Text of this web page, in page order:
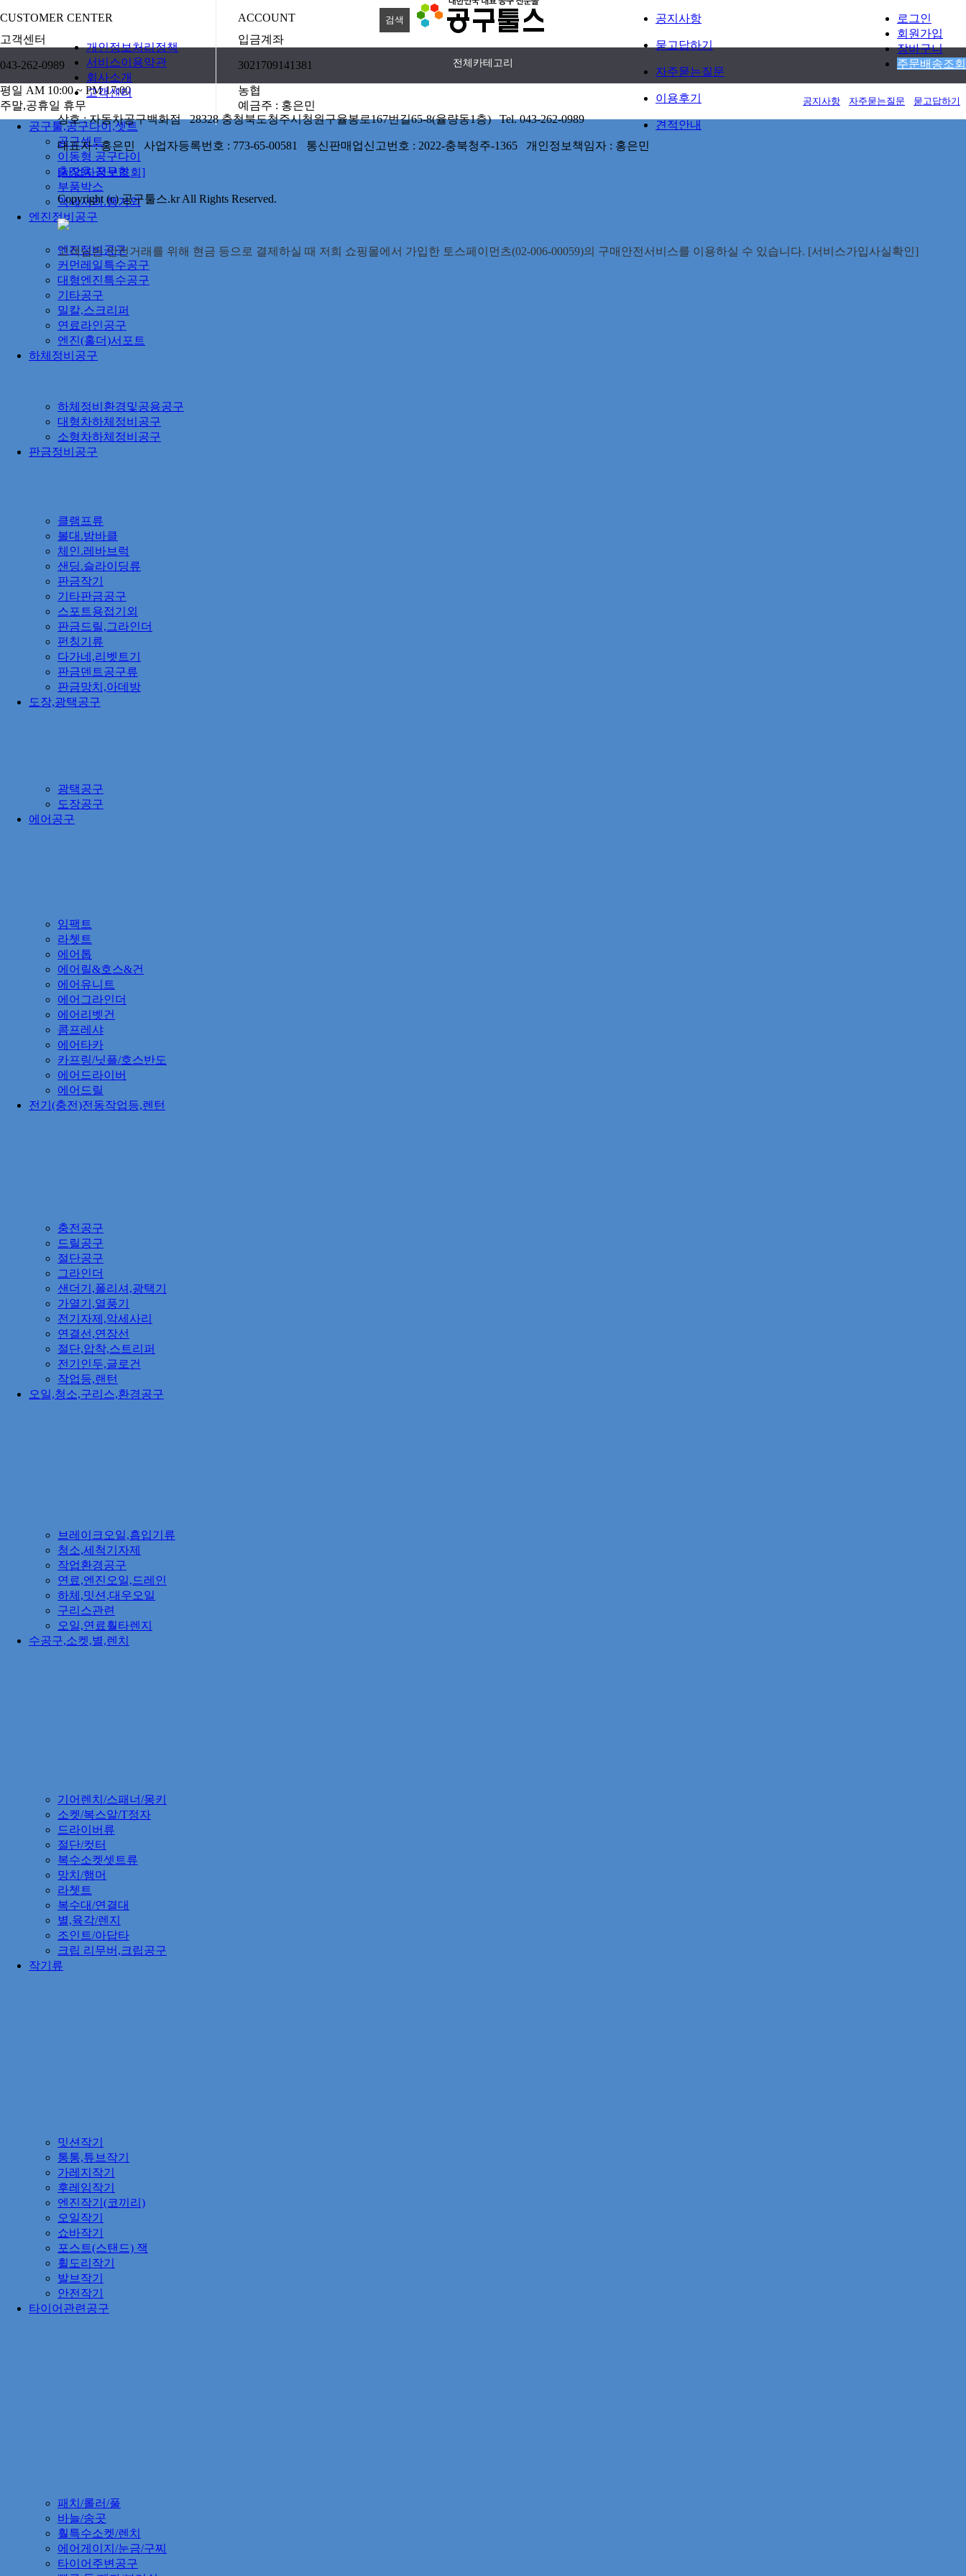
로그인
회원가입
장바구니
주문배송조회
전체카테고리
공지사항 자주묻는질문 묻고답하기
공구툴,공구다이,셋트
공구셋트
이동형 공구다이
출장용 공구함
부품박스
액세서리.행거외
엔진정비공구
엔진정비공구
커먼레일특수공구
대형엔진특수공구
기타공구
밀칼,스크리퍼
연료라인공구
엔진(홀더)서포트
하체정비공구
하체정비환경및공용공구
대형차하체정비공구
소형차하체정비공구
판금정비공구
클램프류
볼대.밤바클
체인.레바브럭
샌딩.슬라이딩류
판금작기
기타판금공구
스포트용접기외
판금드릴,그라인더
펀칭기류
다가네,리벳트기
판금덴트공구류
판금망치,아데방
도장,광택공구
광택공구
도장공구
에어공구
임팩트
라쳇트
에어톱
에어릴&호스&건
에어유니트
에어그라인더
에어리벳건
콤프레샤
에어타카
카프링/닛플/호스반도
에어드라이버
에어드릴
전기(충전)전동작업등,렌턴
충전공구
드릴공구
절단공구
그라인더
샌더기,폴리셔,광택기
가열기,열풍기
전기자제,악세사리
연결선,연장선
절단,압착,스트리퍼
전기인두,글로건
작업등,랜턴
오일,청소,구리스,환경공구
브레이크오일,흡입기류
청소,세척기자제
작업환경공구
연료,엔진오일,드레인
하체,밋션,대우오일
구리스관련
오일,연료훨타렌지
수공구,소켓,별,렌치
기어렌치/스패너/몽키
소켓/복스알/T정자
드라이버류
절단/컷터
복수소켓셋트류
망치/햄머
라쳇트
복수대/연결대
별,육각/렌지
조인트/아답타
크립 리무버,크립공구
작기류
밋션작기
통통,튜브작기
가레지작기
후레임작기
엔진작기(코끼리)
오일작기
쇼바작기
포스트(스탠드) 잭
휠도리작기
발브작기
안전작기
타이어관련공구
패치/롤러/풀
바늘/송곳
훨특수소켓/렌치
에어게이지/눈금/구찌
타이어주변공구
CUSTOMER CENTER
고객센터
043-262-0989
평일 AM 10:00 ~ PM 17:00
주말,공휴일 휴무
ACCOUNT
입금계좌
3021709141381
농협
예금주 : 홍은민
공지사항
묻고답하기
자주묻는질문
이용후기
견적안내
개인정보처리정책
서비스이용약관
회사소개
고객센터
상호 : 자동차공구백화점 28328 충청북도청주시청원구율봉로167번길65-8(율량동1층) Tel. 043-262-0989
대표자 : 홍은민 사업자등록번호 : 773-65-00581 통신판매업신고번호 : 2022-충북청주-1365 개인정보책임자 : 홍은민
[사업자정보조회]
Copyright (c) 공구툴스.kr All Rights Reserved.
고객님은 안전거래를 위해 현금 등으로 결제하실 때 저희 쇼핑몰에서 가입한 토스페이먼츠(02-006-00059)의 구매안전서비스를 이용하실 수 있습니다. [서비스가입사실확인]